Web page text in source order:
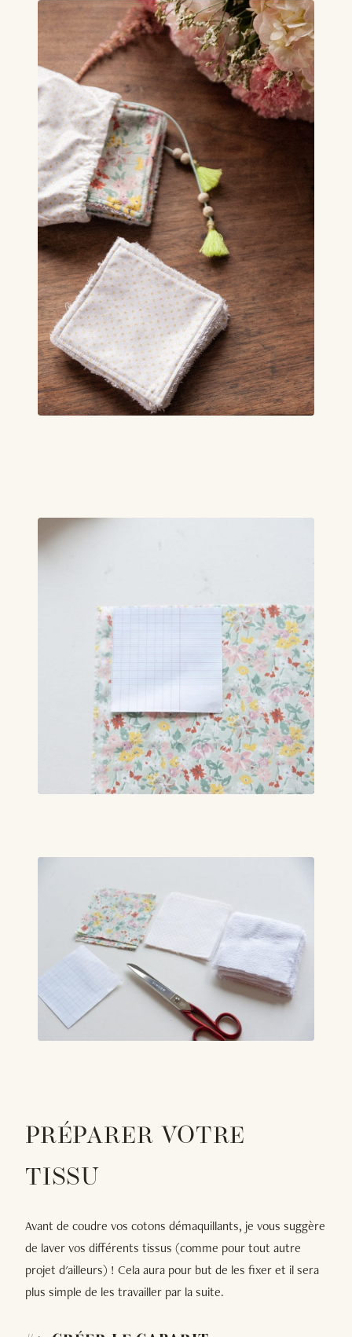
PRÉPARER VOTRE
TISSU
Avant de coudre vos cotons démaquillants, je vous suggère
de laver vos différents tissus (comme pour tout autre
projet d'ailleurs) ! Cela aura pour but de les fixer et il sera
plus simple de les travailler par la suite.